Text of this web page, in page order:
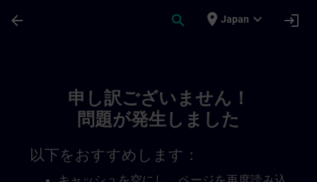
arrow_back search place Japan expand_more login
申し訳ございません！
問題が発生しました
以下をおすすめします：